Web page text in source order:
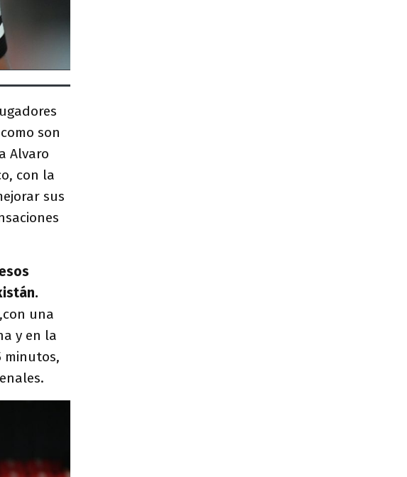
son
Alvaro
con la
sus
una
y en la
minutos,